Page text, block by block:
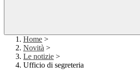
Home >
Novità >
Le notizie >
Ufficio di segreteria